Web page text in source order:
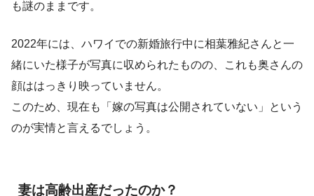
も謎のままです。
2022年には、ハワイでの新婚旅行中に相葉雅紀さんと一
緒にいた様子が写真に収められたものの、これも奥さんの
顔ははっきり映っていません。
このため、現在も「嫁の写真は公開されていない」という
のが実情と言えるでしょう。
妻は高齢出産だったのか？